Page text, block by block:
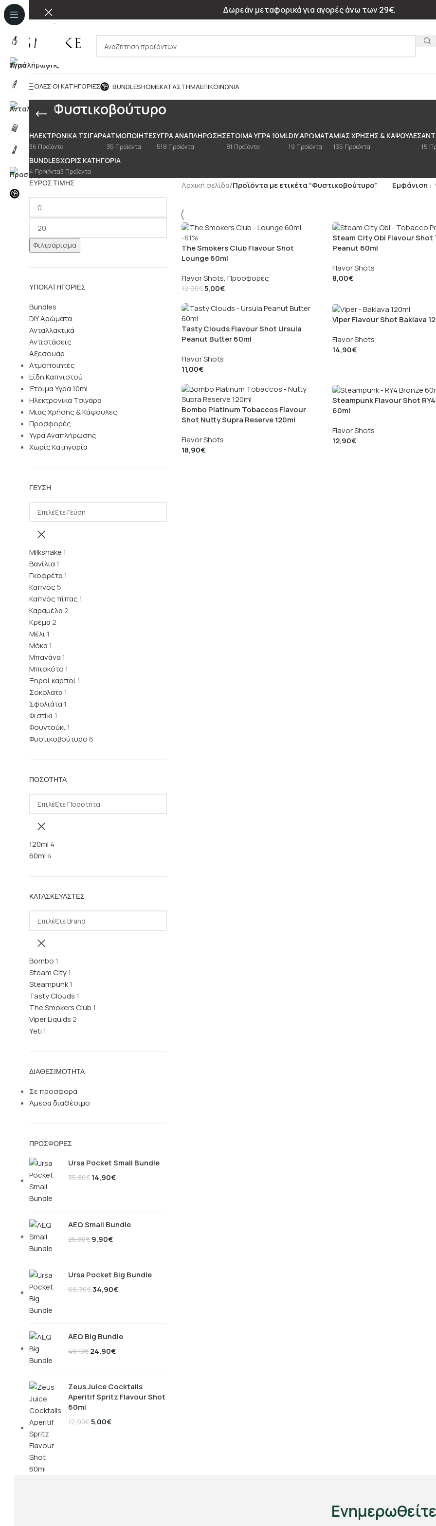
Δωρεάν μεταφορικά για αγορές άνω των 29€.
ΌΛΕΣ ΟΙ ΚΑΤΗΓΟΡΊΕΣ BUNDLESHOMEΚΑΤΆΣΤΗΜΑΕΠΙΚΟΙΝΩΝΊΑ
Φυστικοβούτυρο
ΗΛΕΚΤΡΟΝΙΚΆ ΤΣΙΓΆΡΑ
36 Προϊόντα
ΑΤΜΟΠΟΙΗΤΈΣ
35 Προϊόντα
ΥΓΡΆ ΑΝΑΠΛΉΡΩΣΗΣ
518 Προϊόντα
ΈΤΟΙΜΑ ΥΓΡΆ 10ML
81 Προϊόντα
DIY ΑΡΏΜΑΤΑ
19 Προϊόντα
ΜΙΑΣ ΧΡΉΣΗΣ & ΚΆΨΟΥΛΕΣ
135 Προϊόντα 15
BUNDLES
4 Προϊόντα
ΧΩΡΊΣ ΚΑΤΗΓΟΡΊΑ
3 Προϊόντα
ΕΎΡΟΣ ΤΙΜΉΣ
Φιλτράρισμα
ΥΠΟΚΑΤΗΓΟΡΊΕΣ
Bundles
DIY Αρώματα
Ανταλλακτικά
Αντιστάσεις
Αξεσουάρ
Ατμοποιητές
Είδη Καπνιστού
Έτοιμα Υγρά 10ml
Ηλεκτρονικά Τσιγάρα
Μιας Χρήσης & Κάψουλες
Προσφορές
Υγρά Αναπλήρωσης
Χωρίς Κατηγορία
ΓΕΎΣΗ
Milkshake1
Βανίλια1
Γκοφρέτα1
Καπνός5
Καπνός πίπας1
Καραμέλα2
Κρέμα2
Μέλι1
Μόκα1
Μπανάνα1
Μπισκότο1
Ξηροί καρποί1
Σοκολάτα1
Σφολιάτα1
Φιστίκι1
Φουντούκι1
Φυστικοβούτυρο6
ΠΟΣΌΤΗΤΑ
120ml 4
60ml 4
ΚΑΤΑΣΚΕΥΑΣΤΈΣ
Bombo1
Steam City1
Steampunk1
Tasty Clouds1
The Smokers Club1
Viper Liquids2
Yeti1
ΔΙΑΘΕΣΙΜΌΤΗΤΑ
Σε προσφορά
Άμεσα διαθέσιμο
ΠΡΟΣΦΟΡΈΣ
Ursa Pocket Small Bundle
35,80€ 14,90€
AEQ Small Bundle
25,80€ 9,90€
Ursa Pocket Big Bundle
66,70€34,90€
AEQ Big Bundle
48,10€ 24,90€
Zeus Juice Cocktails
Aperitif Spritz Flavour Shot
60ml
12,90€5,00€
Αρχική σελίδα/Προϊόντα με ετικέτα “Φυστικοβούτυρο” Εμφάνιση
-61%
The Smokers Club Flavour Shot
Lounge 60ml
Flavor Shots, Προσφορές
12,90€5,00€
Steam City Obi Flavour Shot
Peanut 60ml
Flavor Shots
8,00€
Tasty Clouds Flavour Shot Ursula
Peanut Butter 60ml
Flavor Shots
11,00€
Viper Flavour Shot Baklava
Flavor Shots
14,90€
Bombo Platinum Tobaccos Flavour
Shot Nutty Supra Reserve 120ml
Flavor Shots
18,90€
Steampunk Flavour Shot
60ml
Flavor Shots
12,90€